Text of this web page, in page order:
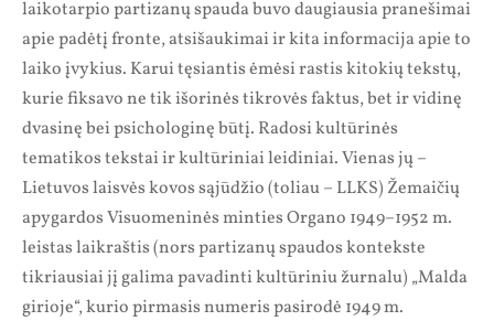
laikotarpio partizanų spauda buvo daugiausia pranešimai
apie padėtį fronte, atsišaukimai ir kita informacija apie to
laiko įvykius. Karui tęsiantis ėmėsi rastis kitokių tekstų,
kurie fiksavo ne tik išorinės tikrovės faktus, bet ir vidinę
dvasinę bei psichologinę būtį. Radosi kultūrinės
tematikos tekstai ir kultūriniai leidiniai. Vienas jų –
Lietuvos laisvės kovos sąjūdžio (toliau – LLKS) Žemaičių
apygardos Visuomeninės minties Organo 1949–1952 m.
leistas laikraštis (nors partizanų spaudos kontekste
tikriausiai jį galima pavadinti kultūriniu žurnalu) „Malda
girioje“, kurio pirmasis numeris pasirodė 1949 m.